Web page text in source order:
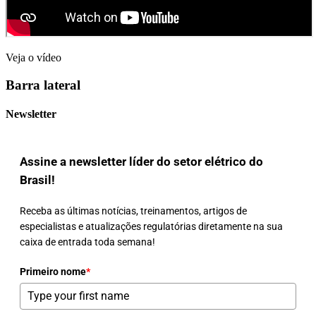
Veja o vídeo
Barra lateral
Newsletter
Assine a newsletter líder do setor elétrico do
Brasil!
Receba as últimas notícias, treinamentos, artigos de
especialistas e atualizações regulatórias diretamente na sua
caixa de entrada toda semana!
Primeiro nome*